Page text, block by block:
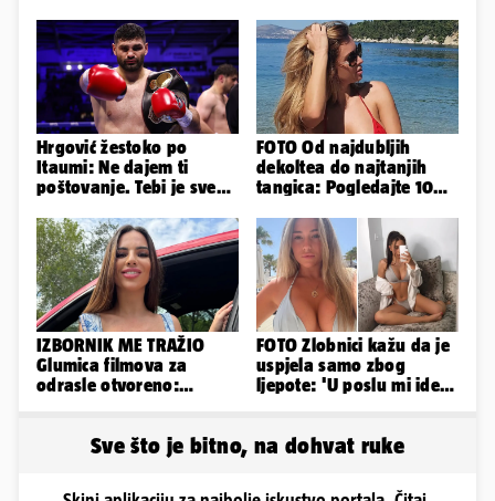
Hrgović žestoko po
Itaumi: Ne dajem ti
poštovanje. Tebi je sve
'zaboli'
FOTO Od najdubljih
dekoltea do najtanjih
tangica: Pogledajte 100
IZBORNIK ME TRAŽIO
Glumica filmova za
odrasle otvoreno:
FOTO Zlobnici kažu da je
uspjela samo zbog
ljepote: 'U poslu mi ide
Sve što je bitno, na dohvat ruke